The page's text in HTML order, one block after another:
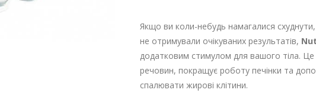
Якщо ви коли-небудь намагалися схуднути,
не отримували очікуваних результатів,
додатковим стимулом для вашого тіла. Це
речовин, покращує роботу печінки та
спалювати жирові клітини.